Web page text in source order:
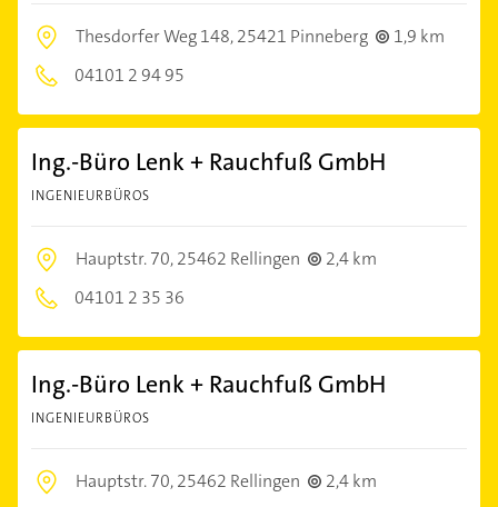
Thesdorfer Weg 148,25421 Pinneberg
1,9 km
04101 2 94 95
Ing.-Büro Lenk + Rauchfuß GmbH
INGENIEURBÜROS
Hauptstr. 70,25462 Rellingen
2,4 km
04101 2 35 36
Ing.-Büro Lenk + Rauchfuß GmbH
INGENIEURBÜROS
Hauptstr. 70,25462 Rellingen
2,4 km